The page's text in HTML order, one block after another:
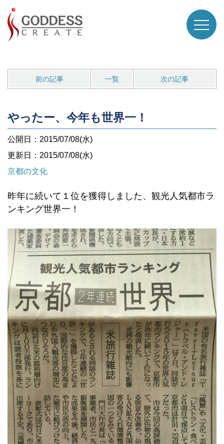
前の記事 一覧 次の記事
やったー、今年も世界一！
公開日：2015/07/08(水)
更新日：2015/07/08(水)
京都の文化
昨年に続いて１位を獲得しました、観光人気都市ラ
ンキング世界一！